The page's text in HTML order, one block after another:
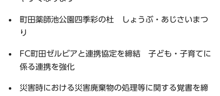
町田薬師池公園四季彩の杜 しょうぶ・あじさいまつ
り
FC町田ゼルビアと連携協定を締結 子ども・子育てに
係る連携を強化
災害時における災害廃棄物の処理等に関する覚書を締